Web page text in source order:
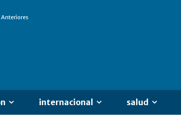
Anteriores
internacional salud